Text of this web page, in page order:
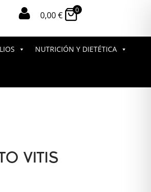
 0,00€
0
NUTRICIÓN Y DIETÉTICA
VITIS